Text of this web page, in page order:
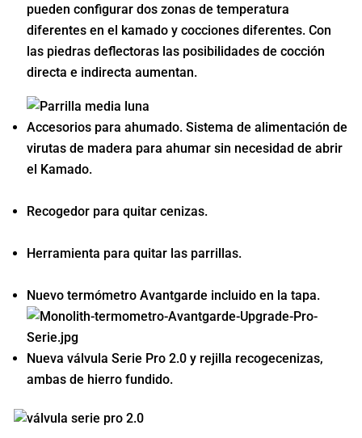
pueden configurar dos zonas de temperatura
diferentes en el kamado y cocciones diferentes. Con
las piedras deflectoras las posibilidades de cocción
directa e indirecta aumentan.
Accesorios para ahumado. Sistema de alimentación de
virutas de madera para ahumar sin necesidad de abrir
el Kamado.
Recogedor para quitar cenizas.
Herramienta para quitar las parrillas.
Nuevo termómetro Avantgarde incluido en la tapa.
Nueva válvula Serie Pro 2.0 y rejilla recogecenizas,
ambas de hierro fundido.